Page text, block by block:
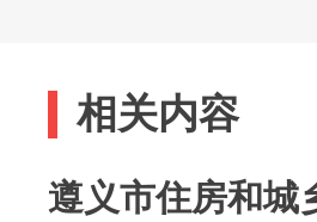
相关内容
遵义市住房和城